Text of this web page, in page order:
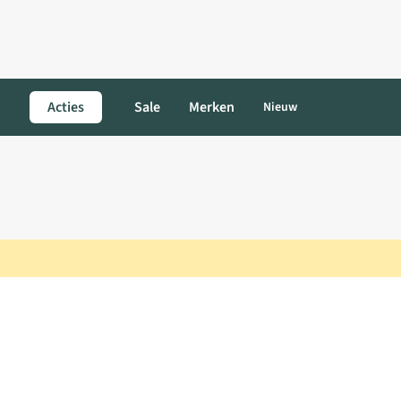
Acties Sale Merken Nieuw